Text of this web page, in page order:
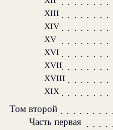
XIII
XIV
XV
XVI
XVII
XVIII
XIX
Том второй
Часть первая